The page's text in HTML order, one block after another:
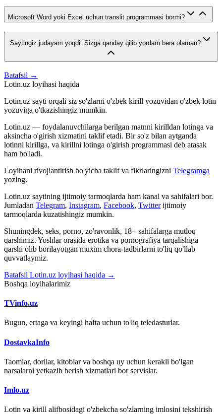
Microsoft Word yoki Excel uchun translit programmasi bormi?
Saytingiz judayam yoqdi. Sizga qanday qilib yordam bera olaman?
Batafsil →
Lotin.uz loyihasi haqida
Lotin.uz sayti orqali siz so'zlarni o'zbek kirill yozuvidan o'zbek lotin
yozuviga o'tkazishingiz mumkin.
Lotin.uz — foydalanuvchilarga berilgan matnni kirilldan lotinga va
aksincha o'girish xizmatini taklif etadi. Bir so'z bilan aytganda
lotinni kirillga, va kirillni lotinga o'girish programmasi deb atasak
ham bo'ladi.
Loyihani rivojlantirish bo'yicha taklif va fikrlaringizni Telegramga
yozing.
Lotin.uz saytining ijtimoiy tarmoqlarda ham kanal va sahifalari bor.
Jumladan Telegram, Instagram, Facebook, Twitter ijtimoiy
tarmoqlarda kuzatishingiz mumkin.
Shuningdek, seks, porno, zo'ravonlik, 18+ sahifalarga mutloq
qarshimiz. Yoshlar orasida erotika va pornografiya tarqalishiga
qarshi olib borilayotgan muxim chora-tadbirlarni to'liq qo'llab
quvvatlaymiz.
Batafsil Lotin.uz loyihasi haqida →
Boshqa loyihalarimiz
TVinfo.uz
Bugun, ertaga va keyingi hafta uchun to'liq teledasturlar.
DostavkaInfo
Taomlar, dorilar, kitoblar va boshqa uy uchun kerakli bo'lgan
narsalarni yetkazib berish xizmatlari bor servislar.
Imlo.uz
Lotin va kirill alifbosidagi o'zbekcha so'zlarning imlosini tekshirish